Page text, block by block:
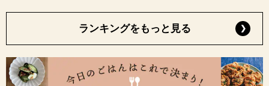
ランキングをもっと見る